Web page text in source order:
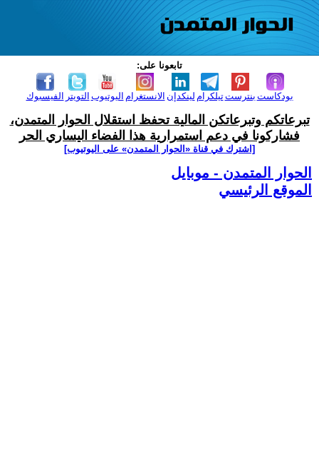
تابعونا على:
الفيسبوك التويتر اليوتيوب الانستغرام لينكدإن تيلكرامبنترست بودكاست
تبرعاتكم وتبرعاتكن المالية تحفظ استقلال الحوار المتمدن،
فشاركونا في دعم استمرارية هذا الفضاء اليساري الحر
[اشترك في قناة ‫«الحوار المتمدن» على اليوتيوب]
الحوار المتمدن - موبايل
الموقع الرئيسي